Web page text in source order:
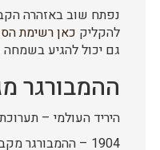
נפתח שוב באזהרה
להקליק כאן רשימת
גם יכול להגיע
ההמבורגר
היריד העולמי – תערוכת